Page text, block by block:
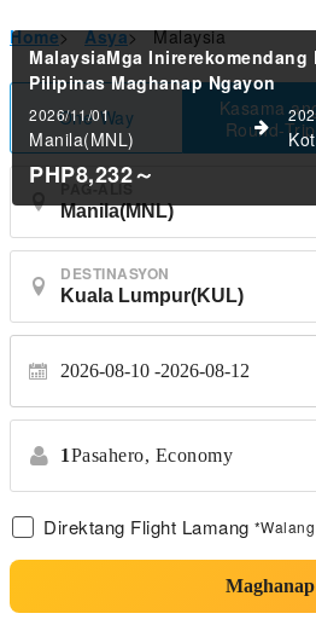
Home> Asya> Malaysia
One-Way
Kasama
Round-Trip
PAG-ALIS
DESTINASYON
2026-08-10 2026-08-12
1Pasahero, Economy
Direktang Flight Lamang
Maghanap
MalaysiaMga
PilipinasMaghanap Ngayon
2026/11/01
Manila(MNL)
PHP8,232～